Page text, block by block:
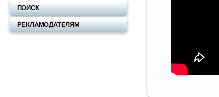
ПОИСК
РЕКЛАМОДАТЕЛЯМ